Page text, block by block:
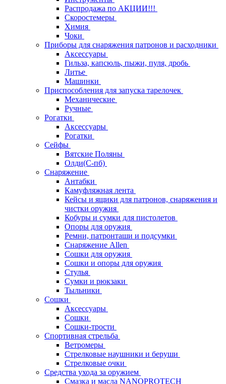
Распродажа по АКЦИИ!!!
Скоростемеры
Химия
Чоки
Приборы для снаряжения патронов и расходники
Аксессуары
Гильза, капсюль, пыжи, пуля, дробь
Литье
Машинки
Приспособления для запуска тарелочек
Механические
Ручные
Рогатки
Аксессуары
Рогатки
Сейфы
Вятские Поляны
Олди(С-пб)
Снаряжение
Антабки
Камуфляжная лента
Кейсы и ящики для патронов, снаряжения и
чистки оружия
Кобуры и сумки для пистолетов
Опоры для оружия
Ремни, патронташи и подсумки
Снаряжение Allen
Сошки для оружия
Сошки и опоры для оружия
Стулья
Сумки и рюкзаки
Тыльники
Сошки
Аксессуары
Сошки
Сошки-трости
Спортивная стрельба
Ветромеры
Стрелковые наушники и беруши
Стрелковые очки
Средства ухода за оружием
Смазка и масла NANOPROTECH